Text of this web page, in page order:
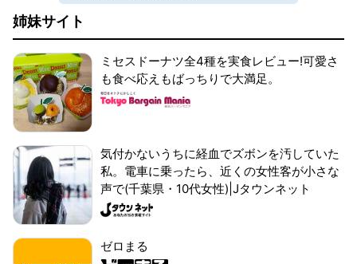
姉妹サイト
ミセスドーナツ全4種を実食レビュー!可愛さ
も食べ応えもばっちりで大満足。
気付かないうちに経血でズボンを汚していた
私。電車に乗ったら、近くの女性客が小さな
声で(千葉県・10代女性)|Jタウンネット
ゼロまる